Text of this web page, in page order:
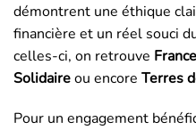
démontrent une éthique
financière et un réel souci
celles-ci, on retrouve
Solidaireou encore Terres
Pour un engagement